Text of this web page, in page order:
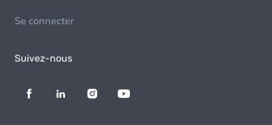
Se connecter
Suivez-nous